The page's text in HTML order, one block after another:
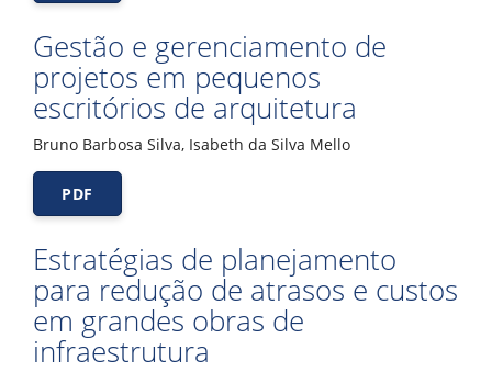
Gestão e gerenciamento de
projetos em pequenos
escritórios de arquitetura
Bruno Barbosa Silva, Isabeth da Silva Mello
PDF
Estratégias de planejamento
para redução de atrasos e custos
em grandes obras de
infraestrutura